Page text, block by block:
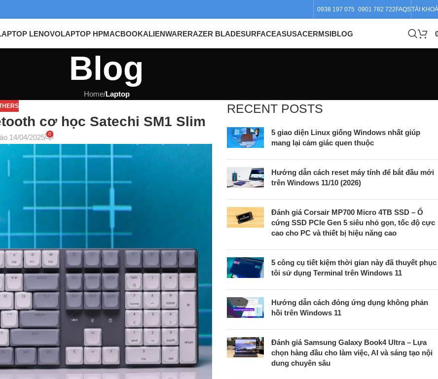
0938 197 075 0901 782 722 FAQSTÀI
LENOVOLAPTOP HPMACBOOKALIENWARERAZER BLADESURFACEASUSACERMSIBLOG
Blog
Home/Laptop
cơ học Satechi SM1 Slim
14/04/2025 0
RECENT POSTS
5 giao diện Linux giống Windows nhất giúp
mang lại cảm giác quen thuộc
Hướng dẫn cách reset máy tính để bắt đầu mới
trên Windows 11/10 (2026)
Đánh giá Corsair MP700 Micro 4TB SSD – Ổ
cứng SSD PCIe Gen 5 siêu nhỏ gọn, tốc độ cực
cao cho PC và thiết bị hiệu năng cao
5 công cụ tiết kiệm thời gian này đã thuyết phục
tôi sử dụng Terminal trên Windows 11
Hướng dẫn cách đóng ứng dụng không phản
hồi trên Windows 11
Đánh giá Samsung Galaxy Book4 Ultra – Lựa
chọn hàng đầu cho làm việc, AI và sáng tạo nội
dung chuyên sâu